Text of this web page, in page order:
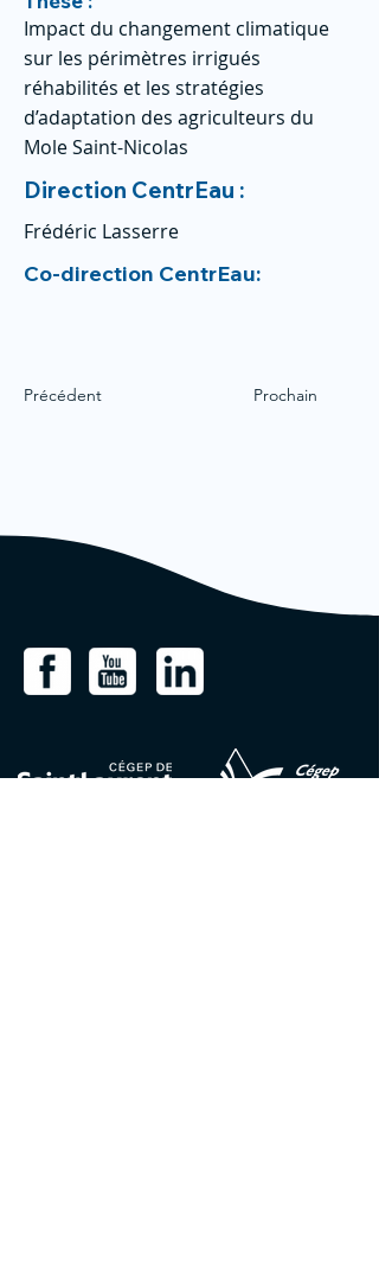
Impact du changement climatique
sur les périmètres irrigués
réhabilités et les stratégies
d’adaptation des agriculteurs du
Mole Saint-Nicolas
Direction CentrEau :
Frédéric Lasserre
Co-direction CentrEau:
Précédent Prochain